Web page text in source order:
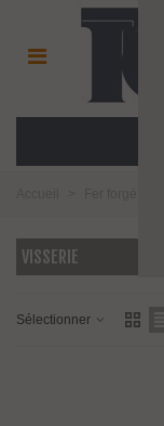
VISSERIE
Sélectionner